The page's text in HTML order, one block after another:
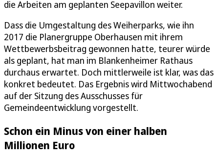
die Arbeiten am geplanten Seepavillon weiter.
Dass die Umgestaltung des Weiherparks, wie ihn
2017 die Planergruppe Oberhausen mit ihrem
Wettbewerbsbeitrag gewonnen hatte, teurer würde
als geplant, hat man im Blankenheimer Rathaus
durchaus erwartet. Doch mittlerweile ist klar, was das
konkret bedeutet. Das Ergebnis wird Mittwochabend
auf der Sitzung des Ausschusses für
Gemeindeentwicklung vorgestellt.
Schon ein Minus von einer halben
Millionen Euro